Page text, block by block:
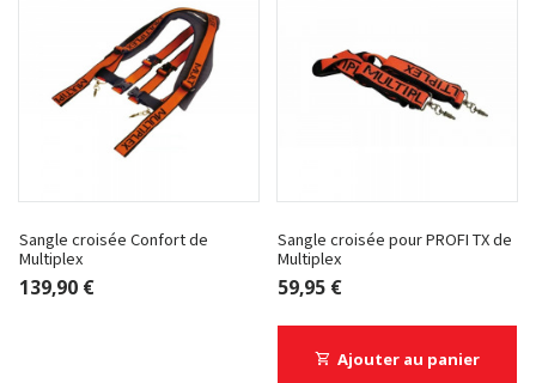
Sangle croisée Confort de
Multiplex
139,90 €
Sangle croisée pour PROFI TX de
Multiplex
59,95 €
Ajouter au panier